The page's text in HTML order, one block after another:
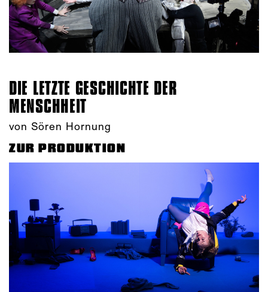
DIE LETZTE GESCHICHTE DER
MENSCHHEIT
von Sören Hornung
ZUR PRODUKTION